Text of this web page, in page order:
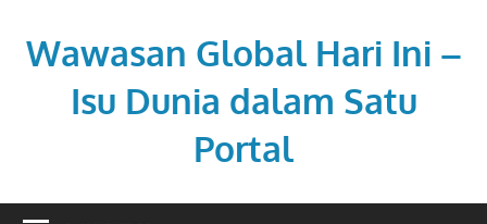
contentWawasan Global Hari Ini –
Isu Dunia dalam Satu
Portal